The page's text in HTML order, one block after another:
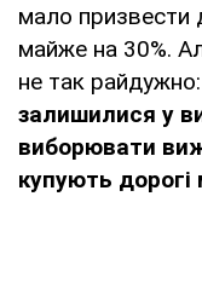
мало призвести
майже на 30%.
не так райдужно:
залишилися у
виборювати
купують